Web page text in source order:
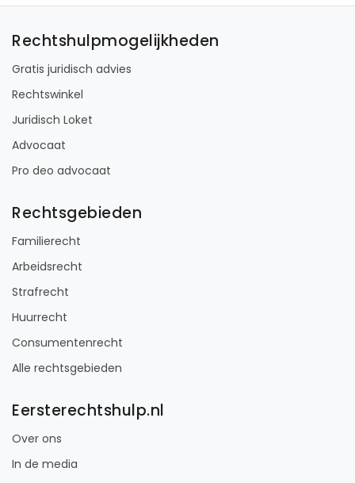
Rechtshulpmogelijkheden
Gratis juridisch advies
Rechtswinkel
Juridisch Loket
Advocaat
Pro deo advocaat
Rechtsgebieden
Familierecht
Arbeidsrecht
Strafrecht
Huurrecht
Consumentenrecht
Alle rechtsgebieden
Eersterechtshulp.nl
Over ons
In de media